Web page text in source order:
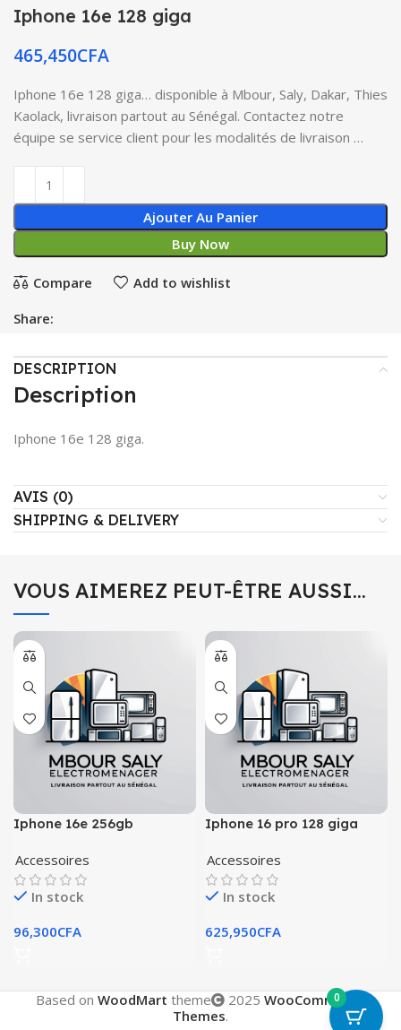
Iphone 16e 128 giga
465,450CFA
Iphone 16e 128 giga… disponible à Mbour, Saly, Dakar, Thies
Kaolack, livraison partout au Sénégal. Contactez notre
équipe se service client pour les modalités de livraison …
Ajouter Au Panier
Buy Now
Compare Add to wishlist
Share:
DESCRIPTION
Description
Iphone 16e 128 giga.
AVIS (0)
SHIPPING & DELIVERY
VOUS AIMEREZ PEUT-ÊTRE AUSSI…
Iphone 16e 256gb
Accessoires
In stock
96,300CFA
Iphone 16 pro 128 giga
Accessoires
In stock
625,950CFA
Based on WoodMart theme 2025 WooCommerce
Themes.
0